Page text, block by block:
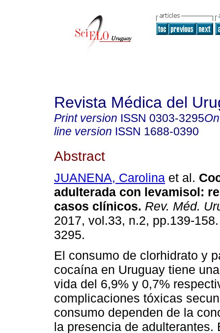
Revista Médica del
Print version ISSN 0303-3295
line version ISSN 1688-0390
Abstract
JUANENA, Carolina et al.
adulterada con levamisol:
casos clínicos. Rev. Méd.
2017, vol.33, n.2, pp.139-
3295.
El consumo de clorhidrato y
cocaína en Uruguay tiene
vida del 6,9% y 0,7%
complicaciones tóxicas
consumo dependen de la
la presencia de